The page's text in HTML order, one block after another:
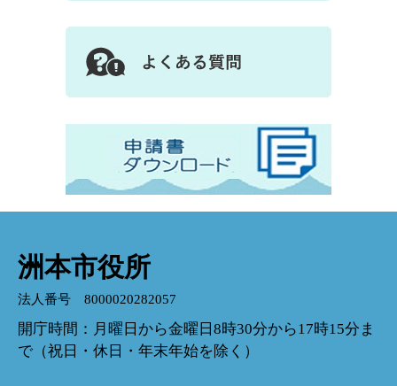
洲本市役所
法人番号 8000020282057
開庁時間：月曜日から金曜日8時30分から17時15分ま
で（祝日・休日・年末年始を除く）